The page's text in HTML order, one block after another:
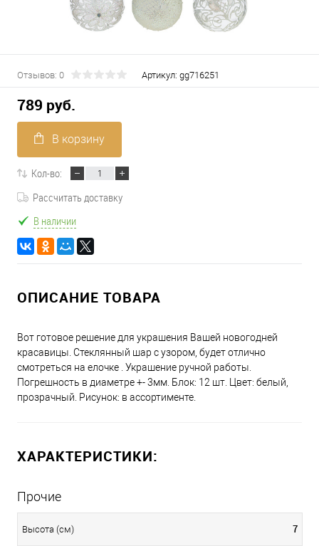
Отзывов: 0 Артикул: gg716251
789 руб.
В корзину
Кол-во:
Рассчитать доставку
В наличии
ОПИСАНИЕ ТОВАРА
Вот готовое решение для украшения Вашей новогодней
красавицы. Стеклянный шар с узором, будет отлично
смотреться на елочке . Украшение ручной работы.
Погрешность в диаметре +- 3мм. Блок: 12 шт. Цвет: белый,
прозрачный. Рисунок: в ассортименте.
ХАРАКТЕРИСТИКИ:
Прочие
Высота (см) 7